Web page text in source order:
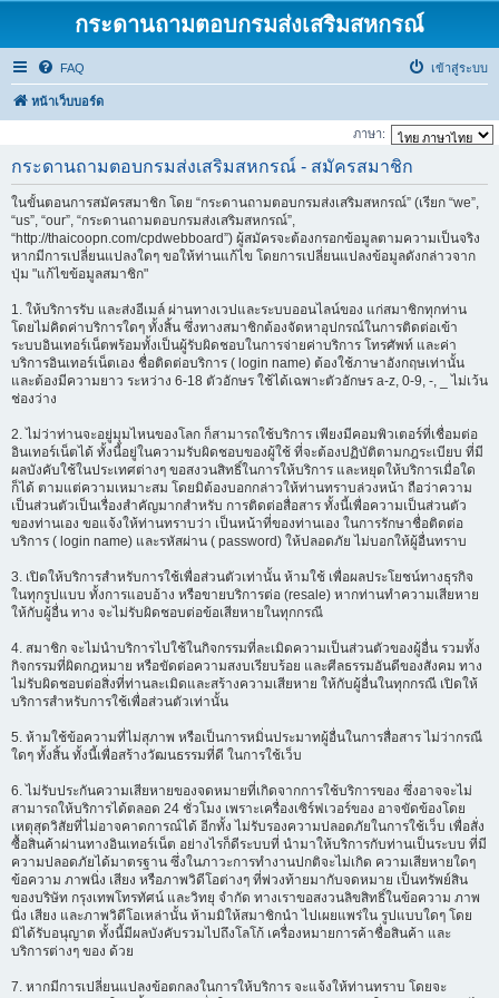
กระดานถามตอบกรมส่งเสริมสหกรณ์
FAQ เข้าสู่ระบบ
หน้าเว็บบอร์ด
ภาษา:
กระดานถามตอบกรมส่งเสริมสหกรณ์ - สมัครสมาชิก
ในขั้นตอนการสมัครสมาชิก โดย “กระดานถามตอบกรมส่งเสริมสหกรณ์” (เรียก “we”,
“us”, “our”, “กระดานถามตอบกรมส่งเสริมสหกรณ์”,
“http://thaicoopn.com/cpdwebboard”) ผู้สมัครจะต้องกรอกข้อมูลตามความเป็นจริง
หากมีการเปลี่ยนแปลงใดๆ ขอให้ท่านแก้ไข โดยการเปลี่ยนแปลงข้อมูลดังกล่าวจาก
ปุ่ม "แก้ไขข้อมูลสมาชิก"
1. ให้บริการรับ และส่งอีเมล์ ผ่านทางเวปและระบบออนไลน์ของ แก่สมาชิกทุกท่าน
โดยไม่คิดค่าบริการใดๆ ทั้งสิ้น ซึ่งทางสมาชิกต้องจัดหาอุปกรณ์ในการติดต่อเข้า
ระบบอินเทอร์เน็ตพร้อมทั้งเป็นผู้รับผิดชอบในการจ่ายค่าบริการ โทรศัพท์ และค่า
บริการอินเทอร์เน็ตเอง ชื่อติดต่อบริการ ( login name) ต้องใช้ภาษาอังกฤษเท่านั้น
และต้องมีความยาว ระหว่าง 6-18 ตัวอักษร ใช้ได้เฉพาะตัวอักษร a-z, 0-9, -, _ ไม่เว้น
ช่องว่าง
2. ไม่ว่าท่านจะอยู่มุมไหนของโลก ก็สามารถใช้บริการ เพียงมีคอมพิวเตอร์ที่เชื่อมต่อ
อินเทอร์เน็ตได้ ทั้งนี้อยู่ในความรับผิดชอบของผู้ใช้ ที่จะต้องปฏิบัติตามกฎระเบียบ ที่มี
ผลบังคับใช้ในประเทศต่างๆ ขอสงวนสิทธิ์ในการให้บริการ และหยุดให้บริการเมื่อใด
ก็ได้ ตามแต่ความเหมาะสม โดยมิต้องบอกกล่าวให้ท่านทราบล่วงหน้า ถือว่าความ
เป็นส่วนตัวเป็นเรื่องสำคัญมากสำหรับ การติดต่อสื่อสาร ทั้งนี้เพื่อความเป็นส่วนตัว
ของท่านเอง ขอแจ้งให้ท่านทราบว่า เป็นหน้าที่ของท่านเอง ในการรักษาชื่อติดต่อ
บริการ ( login name) และรหัสผ่าน ( password) ให้ปลอดภัย ไม่บอกให้ผู้อื่นทราบ
3. เปิดให้บริการสำหรับการใช้เพื่อส่วนตัวเท่านั้น ห้ามใช้ เพื่อผลประโยชน์ทางธุรกิจ
ในทุกรูปแบบ ทั้งการแอบอ้าง หรือขายบริการต่อ (resale) หากท่านทำความเสียหาย
ให้กับผู้อื่น ทาง จะไม่รับผิดชอบต่อข้อเสียหายในทุกกรณี
4. สมาชิก จะไม่นำบริการไปใช้ในกิจกรรมที่ละเมิดความเป็นส่วนตัวของผู้อื่น รวมทั้ง
กิจกรรมที่ผิดกฎหมาย หรือขัดต่อความสงบเรียบร้อย และศีลธรรมอันดีของสังคม ทาง
ไม่รับผิดชอบต่อสิ่งที่ท่านละเมิดและสร้างความเสียหาย ให้กับผู้อื่นในทุกกรณี เปิดให้
บริการสำหรับการใช้เพื่อส่วนตัวเท่านั้น
5. ห้ามใช้ข้อความที่ไม่สุภาพ หรือเป็นการหมิ่นประมาทผู้อื่นในการสื่อสาร ไม่ว่ากรณี
ใดๆ ทั้งสิ้น ทั้งนี้เพื่อสร้างวัฒนธรรมที่ดี ในการใช้เว็บ
6. ไม่รับประกันความเสียหายของจดหมายที่เกิดจากการใช้บริการของ ซึ่งอาจจะไม่
สามารถให้บริการได้ตลอด 24 ชั่วโมง เพราะเครื่องเซิร์ฟเวอร์ของ อาจขัดข้องโดย
เหตุสุดวิสัยที่ไม่อาจคาดการณ์ได้ อีกทั้ง ไม่รับรองความปลอดภัยในการใช้เว็บ เพื่อสั่ง
ซื้อสินค้าผ่านทางอินเทอร์เน็ต อย่างไรก็ดีระบบที่ นำมาให้บริการกับท่านเป็นระบบ ที่มี
ความปลอดภัยได้มาตรฐาน ซึ่งในภาวะการทำงานปกติจะไม่เกิด ความเสียหายใดๆ
ข้อความ ภาพนิ่ง เสียง หรือภาพวิดีโอต่างๆ ที่พ่วงท้ายมากับจดหมาย เป็นทรัพย์สิน
ของบริษัท กรุงเทพโทรทัศน์ และวิทยุ จำกัด ทางเราขอสงวนลิขสิทธิ์ในข้อความ ภาพ
นิ่ง เสียง และภาพวิดีโอเหล่านั้น ห้ามมิให้สมาชิกนำ ไปเผยแพร่ใน รูปแบบใดๆ โดย
มิได้รับอนุญาต ทั้งนี้มีผลบังคับรวมไปถึงโลโก้ เครื่องหมายการค้าชื่อสินค้า และ
บริการต่างๆ ของ ด้วย
7. หากมีการเปลี่ยนแปลงข้อตกลงในการให้บริการ จะแจ้งให้ท่านทราบ โดยจะ